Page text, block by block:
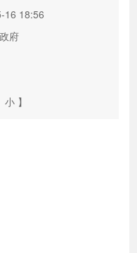
16 18:56
府
小 】